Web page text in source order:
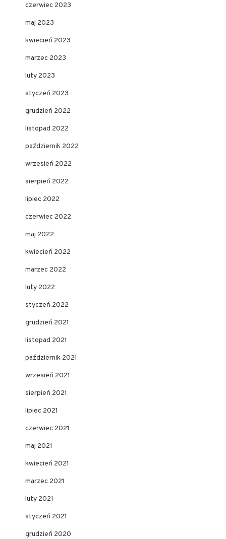
czerwiec 2023
maj 2023
kwiecień 2023
marzec 2023
luty 2023
styczeń 2023
grudzień 2022
listopad 2022
październik 2022
wrzesień 2022
sierpień 2022
lipiec 2022
czerwiec 2022
maj 2022
kwiecień 2022
marzec 2022
luty 2022
styczeń 2022
grudzień 2021
listopad 2021
październik 2021
wrzesień 2021
sierpień 2021
lipiec 2021
czerwiec 2021
maj 2021
kwiecień 2021
marzec 2021
luty 2021
styczeń 2021
grudzień 2020